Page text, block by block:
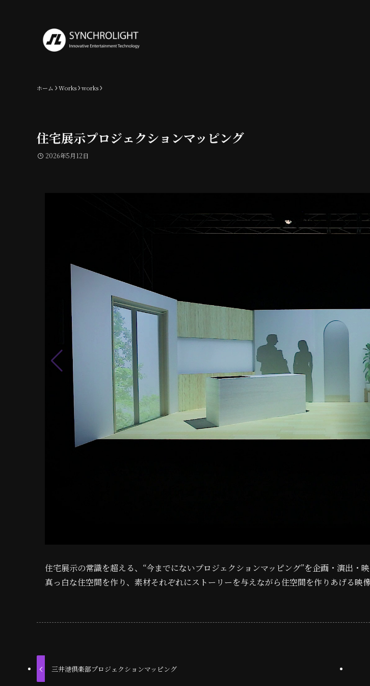
ホーム Works works
住宅展示プロジェクションマッピング
2026年5月12日
住宅展示の常識を超える、“今までにないプロジェクションマッピング”を企画・演出・映
真っ白な住空間を作り、素材それぞれにストーリーを与えながら住空間を作りあげる映像
三井港倶楽部プロジェクションマッピング